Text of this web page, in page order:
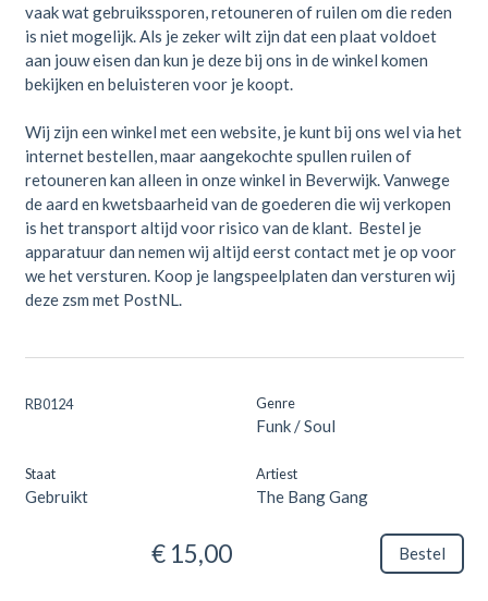
vaak wat gebruikssporen, retouneren of ruilen om die reden
is niet mogelijk. Als je zeker wilt zijn dat een plaat voldoet
aan jouw eisen dan kun je deze bij ons in de winkel komen
bekijken en beluisteren voor je koopt.
Wij zijn een winkel met een website, je kunt bij ons wel via het
internet bestellen, maar aangekochte spullen ruilen of
retouneren kan alleen in onze winkel in Beverwijk. Vanwege
de aard en kwetsbaarheid van de goederen die wij verkopen
is het transport altijd voor risico van de klant. Bestel je
apparatuur dan nemen wij altijd eerst contact met je op voor
we het versturen. Koop je langspeelplaten dan versturen wij
deze zsm met PostNL.
RB0124 Genre
Funk / Soul
Staat
Gebruikt
Artiest
The Bang Gang
€ 15,00 Bestel